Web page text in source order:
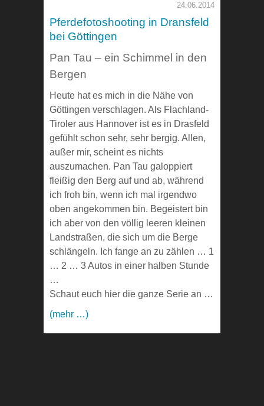
24.06.2014
Pferdefotoshooting in Dransfeld
bei Göttingen
Pan Tau – ein Schimmel in den
Bergen
Heute hat es mich in die Nähe von
Göttingen verschlagen. Als Flachland-
Tiroler aus Hannover ist es in Drasfeld
gefühlt schon sehr, sehr bergig. Allen,
außer mir, scheint es nichts
auszumachen. Pan Tau galoppiert
fleißig den Berg auf und ab, während
ich froh bin, wenn ich mal irgendwo
oben angekommen bin. Begeistert bin
ich aber von den völlig leeren kleinen
Landstraßen, die sich um die Berge
schlängeln. Ich fange an zu zählen … 1
… 2 … 3 Autos in einer halben Stunde
…
Schaut euch hier die ganze Serie an …
(mehr …)